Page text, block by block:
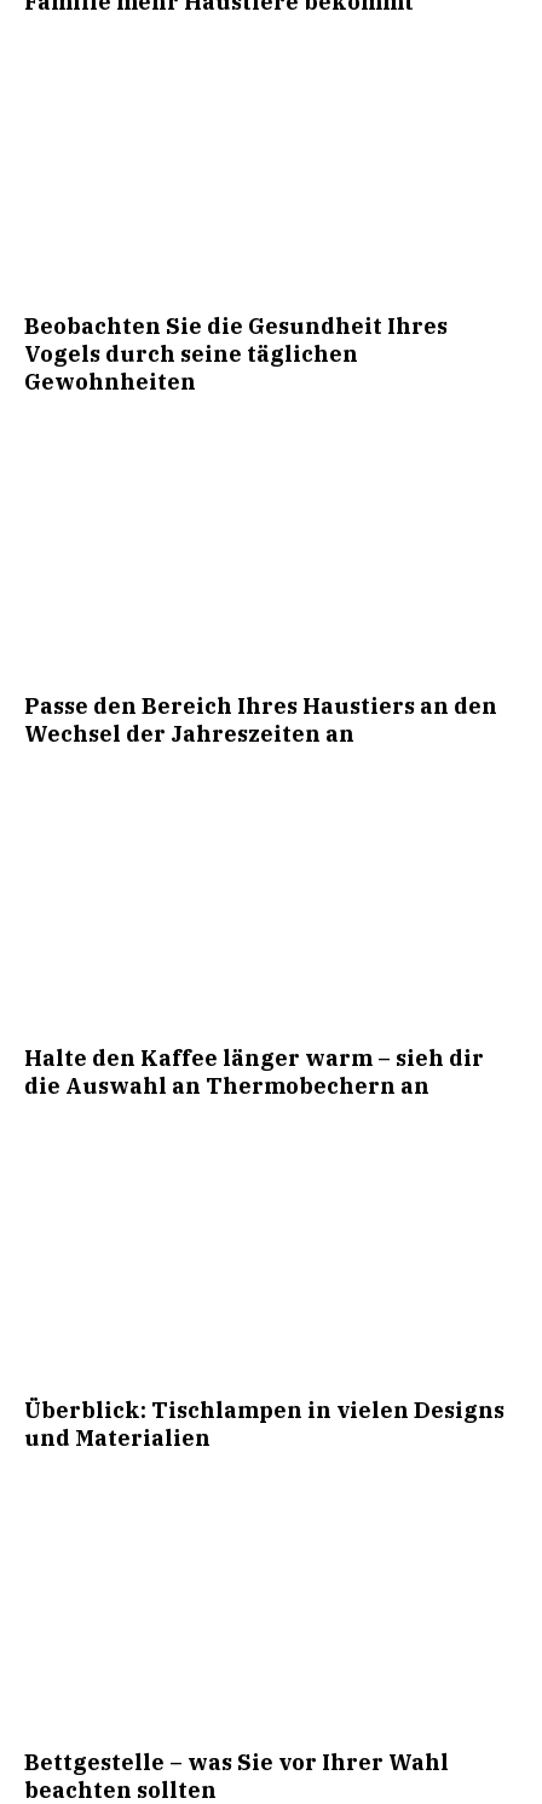
Beobachten Sie die Gesundheit Ihres
Vogels durch seine täglichen
Gewohnheiten
Passe den Bereich Ihres Haustiers an den
Wechsel der Jahreszeiten an
Halte den Kaffee länger warm – sieh dir
die Auswahl an Thermobechern an
Überblick: Tischlampen in vielen Designs
und Materialien
Bettgestelle – was Sie vor Ihrer Wahl
beachten sollten